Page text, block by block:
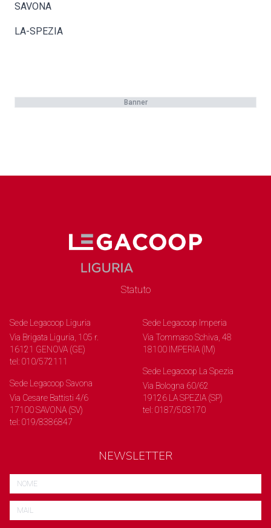
SAVONA
LA-SPEZIA
Banner
Statuto
Sede Legacoop Liguria
Via Brigata Liguria, 105 r.
16121 GENOVA (GE)
tel: 010/572111
Sede Legacoop Savona
Via Cesare Battisti 4/6
17100 SAVONA (SV)
tel: 019/8386847
Sede Legacoop Imperia
Via Tommaso Schiva, 48
18100 IMPERIA (IM)
Sede Legacoop La Spezia
Via Bologna 60/62
19126 LA SPEZIA (SP)
tel: 0187/503170
NEWSLETTER